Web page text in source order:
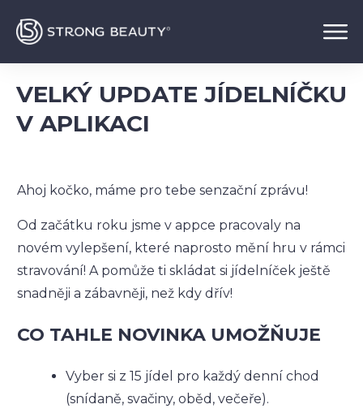
VELKÝ UPDATE JÍDELNÍČKU
V APLIKACI
Ahoj kočko, máme pro tebe senzační zprávu!
Od začátku roku jsme v appce pracovaly na
novém vylepšení, které naprosto mění hru v rámci
stravování! A pomůže ti skládat si jídelníček ještě
snadněji a zábavněji, než kdy dřív!
CO TAHLE NOVINKA UMOŽŇUJE
Vyber si z 15 jídel pro každý denní chod
(snídaně, svačiny, oběd, večeře).